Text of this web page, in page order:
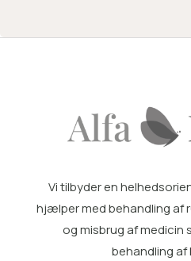
Vi tilbyder en
hjælper medbehandling af
og misbrug af medicin
behandling af